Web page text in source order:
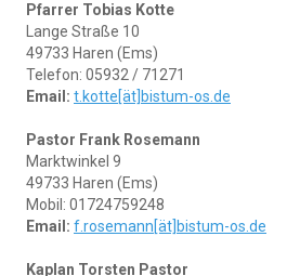
Pfarrer Tobias Kotte
Lange Straße 10
49733 Haren (Ems)
Telefon: 05932 / 71271
Email: t.kotte[ät]bistum-os.de
Pastor Frank Rosemann
Marktwinkel 9
49733 Haren (Ems)
Mobil: 01724759248
Email: f.rosemann[ät]bistum-os.de
Kaplan Torsten Pastor